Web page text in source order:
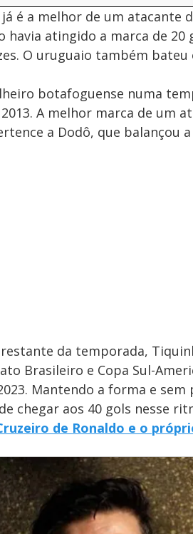
é a melhor de um atacante
atingido a marca de 20
O uruguaio também
botafoguense numa
A melhor marca de um
a Dodô, que balançou
da temporada,
Brasileiro e Copa Sul-
Mantendo a forma e
chegar aos 40 gols nesse
de Ronaldo e o